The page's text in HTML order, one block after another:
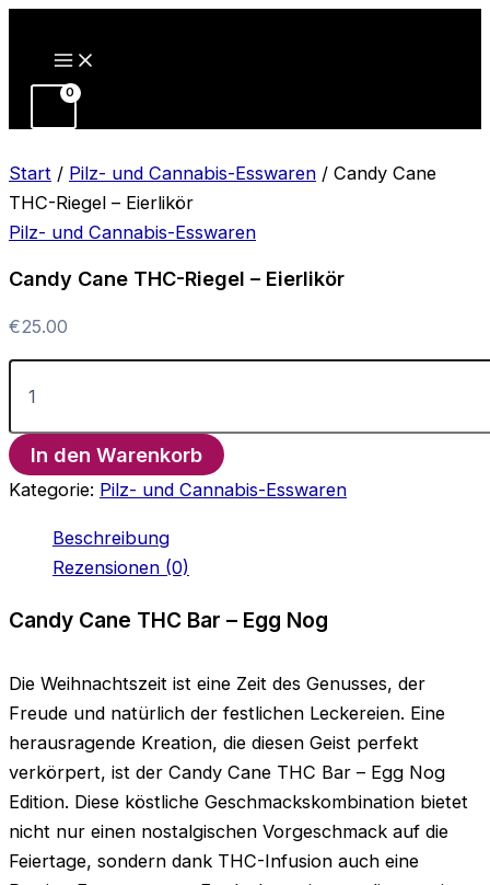
Inhalt
springen
Start / Pilz- und Cannabis-Esswaren / Candy Cane
THC-Riegel – Eierlikör
Pilz- und Cannabis-Esswaren
Candy Cane THC-Riegel – Eierlikör
€25.00
Candy
Cane
Riegel
–
Eierlikör
Menge
In den Warenkorb
Kategorie: Pilz- und Cannabis-Esswaren
Beschreibung
Rezensionen (0)
Candy Cane THC Bar – Egg Nog
Die Weihnachtszeit ist eine Zeit des Genusses, der
Freude und natürlich der festlichen Leckereien. Eine
herausragende Kreation, die diesen Geist perfekt
verkörpert, ist der Candy Cane THC Bar – Egg Nog
Edition. Diese köstliche Geschmackskombination bietet
nicht nur einen nostalgischen Vorgeschmack auf die
Feiertage, sondern dank THC-Infusion auch eine